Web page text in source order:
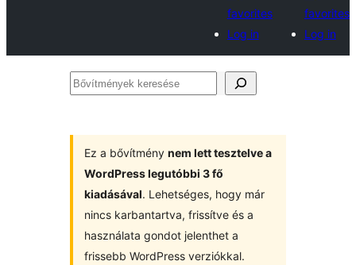
favorites
Log in
favorites
Log in
Bővítmények
Ez a bővítmény nem lett tesztelve a
WordPress legutóbbi 3 fő
kiadásával. Lehetséges, hogy már
nincs karbantartva, frissítve és a
használata gondot jelenthet a
frissebb WordPress verziókkal.